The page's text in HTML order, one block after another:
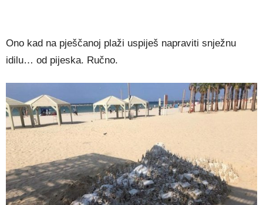
Ono kad na pješčanoj plaži uspiješ napraviti snježnu
idilu… od pijeska. Ručno.